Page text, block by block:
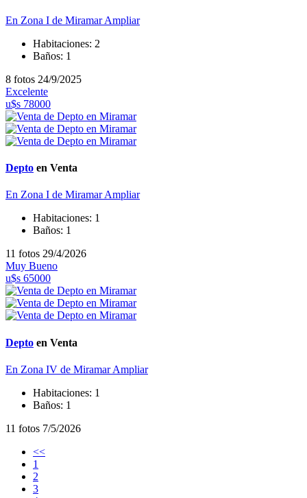
En Zona I de MiramarAmpliar
Habitaciones: 2
Baños: 1
8 fotos 24/9/2025
Excelente
u$s 78000
Depto en Venta
En Zona I de MiramarAmpliar
Habitaciones: 1
Baños: 1
11 fotos 29/4/2026
Muy Bueno
u$s 65000
Depto en Venta
En Zona IV de MiramarAmpliar
Habitaciones: 1
Baños: 1
11 fotos 7/5/2026
<<
1
2
3